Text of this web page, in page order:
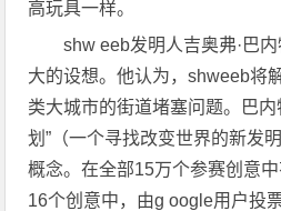
高玩具一样。
shw eeb发明人吉奥弗·巴
大的设想。他认为，shweeb将
类大城市的街道堵塞问题。巴
划”（一个寻找改变世界的新发
概念。在全部15万个参赛创意
16个创意中，由g oogle用户投